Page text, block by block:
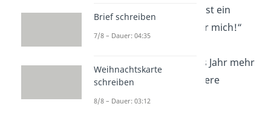
und du bist ein
echtes Geschenk für mich!“
„Mit dir macht jedes Jahr mehr
Spaß
! Auf viele weitere
gemeinsam!“
Brief schreiben
7/8 – Dauer: 04:35
Weihnachtskarte
schreiben
8/8 – Dauer: 03:12